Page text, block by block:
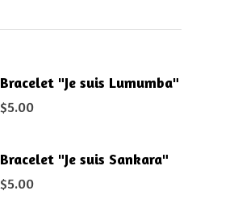
Bracelet "Je suis Lumumba"
$5.00
Bracelet "Je suis Sankara"
$5.00